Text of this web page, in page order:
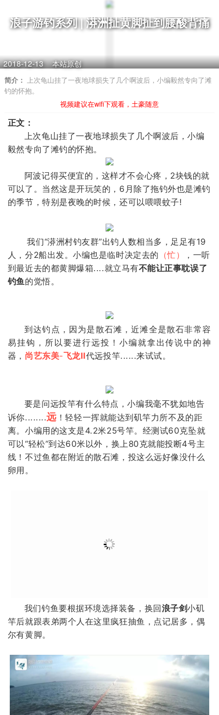
浪子游钓系列 | 漭洲扯黄脚扯到腰酸背痛
2018-12-13 本站原创
简介：
上次龟山挂了一夜地球损失了几个啊波后，小编毅然专向了滩
钓的怀抱。
视频建议在wifi下观看，土豪随意
正文：
上次龟山挂了一夜地球损失了几个啊波后，小编
毅然专向了滩钓的怀抱。
阿波记得买便宜的，这样才不会心疼，2块钱的就
可以了。当然这是开玩笑的，6月除了拖钓外也是滩钓
的季节，特别是夜晚的时候，还可以喂喂蚊子!
我们“漭洲村钓友群”出钓人数相当多，足足有19
人，分2船出发。小编也是临时决定去的 （忙）
，一听
到最近去的都黄脚爆箱....就立马有不能让正事耽误了
钓鱼的觉悟。
到达钓点，因为是散石滩，近滩全是散石非常容
易挂钩，所以要进行远投！小编就拿出传说中的神
器， 尚艺东美-飞龙II代远投竿......来试试。
要是问远投竿有什么特点，小编我毫不犹如地告
诉你........远 ！轻轻一挥就能达到矶竿力所不及的距
离。小编用的这支是4.2米25号竿。经测试60克坠就
可以“轻松”到达60米以外，换上80克就能投断4号主
线 ！不过鱼都在附近的散石滩，投这么远好像没什么
卵用。
我们钓鱼要根据环境选择装备，换回 浪子剑小矶
竿后就跟表弟两个人在这里疯狂抽鱼，点记居多，偶
尔有黄脚。